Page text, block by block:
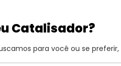
Catalisador?
para você ou se preferir,